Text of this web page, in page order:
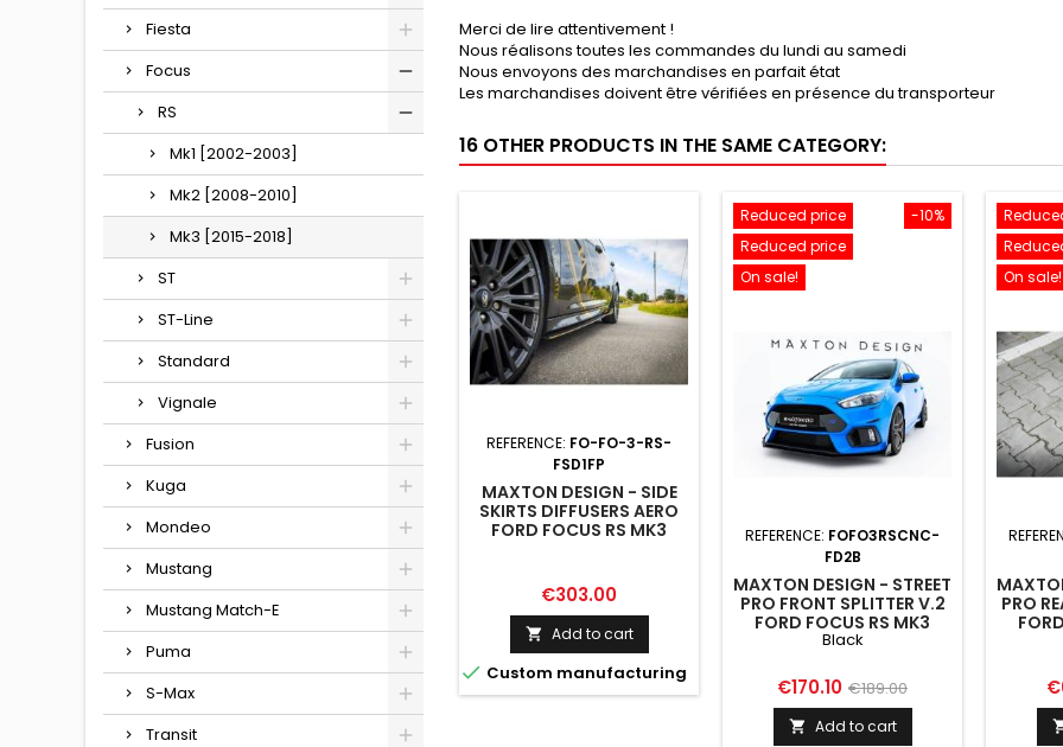
Fiesta
Focus
RS
Mk1 [2002-2003]
Mk2 [2008-2010]
Mk3 [2015-2018]
ST
ST-Line
Standard
Vignale
Fusion
Kuga
Mondeo
Mustang
Mustang Match-E
Puma
S-Max
Transit
Merci de lire attentivement !
Nous réalisons toutes les commandes du lundi au samedi
Nous envoyons des marchandises en parfait état
Les marchandises doivent être vérifiées en présence du transporteur
16 OTHER PRODUCTS IN THE SAME CATEGORY:
REFERENCE: FO-FO-3-RS-
FSD1FP
MAXTON DESIGN - SIDE
SKIRTS DIFFUSERS AERO
FORD FOCUS RS MK3
Price
€303.00
 Add to cart
 Custom manufacturing
-10%
Reduced price
Reduced price
On sale!
REFERENCE: FOFO3RSCNC-
FD2B
MAXTON DESIGN - STREET
PRO FRONT SPLITTER V.2
FORD FOCUS RS MK3
BLACK
Black
Price
€170.10 Regular
price
€189.00
 Add to cart
On sale!
PRO